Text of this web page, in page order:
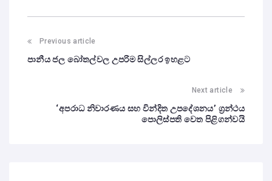
Previous article
පානීය ජල බෝතල්වල උපරිම සිල්ලර ඉහළට
Next article
‘අපරාධ නිවාරණය සහ වින්දිත උපදේශනය’ ග්‍රන්ථය
පොලිස්පති වෙත පිළිගන්වයි